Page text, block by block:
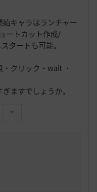
キャラはランチャー
ートカット作成/
タートも可能。
クリック・wait ・
ますでしょうか。